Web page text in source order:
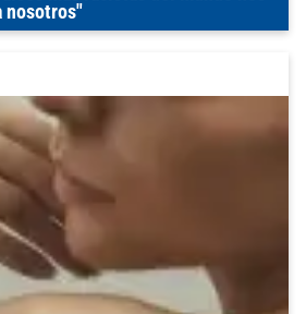
nosotros"